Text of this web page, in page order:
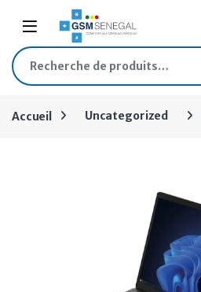
Skip to navigation
Skip to content
Open
Recherche pour :
Accueil Uncategorized